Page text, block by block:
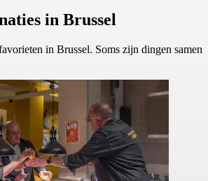
in Brussel
in Brussel. Soms zijn dingen samen